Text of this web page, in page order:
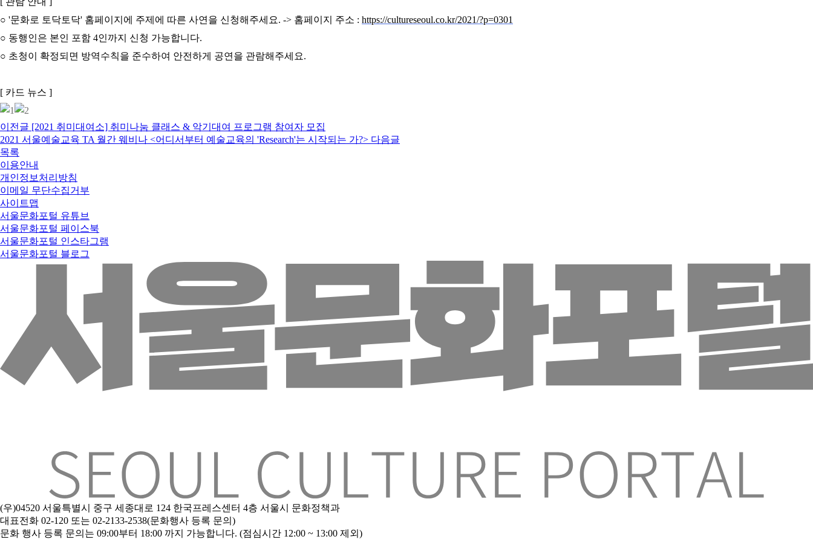
○ '문화로 토닥토닥' 홈페이지에 주제에 따른 사연을 신청해주세요. -> 홈페이지 주소 : https://cultureseoul.co.kr/2021/?p=0301
○ 동행인은 본인 포함 4인까지 신청 가능합니다.
○ 초청이 확정되면 방역수칙을 준수하여 안전하게 공연을 관람해주세요.
[ 카드 뉴스 ]
이전글 [2021 취미대여소] 취미나눔 클래스 & 악기대여 프로그램 참여자 모집
2021 서울예술교육 TA 월간 웨비나 <어디서부터 예술교육의 'Research'는 시작되는 가?> 다음글
목록
이용안내
개인정보처리방침
이메일 무단수집거부
사이트맵
서울문화포털 유튜브
서울문화포털 페이스북
서울문화포털 인스타그램
서울문화포털 블로그
(우)04520 서울특별시 중구 세종대로 124 한국프레스센터 4층 서울시 문화정책과
대표전화 02-120 또는 02-2133-2538(문화행사 등록 문의)
문화 행사 등록 문의는 09:00부터 18:00 까지 가능합니다. (점심시간 12:00 ~ 13:00 제외)